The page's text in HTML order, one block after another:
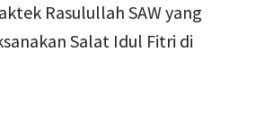
Rasulullah SAW yang
Salat Idul Fitri di